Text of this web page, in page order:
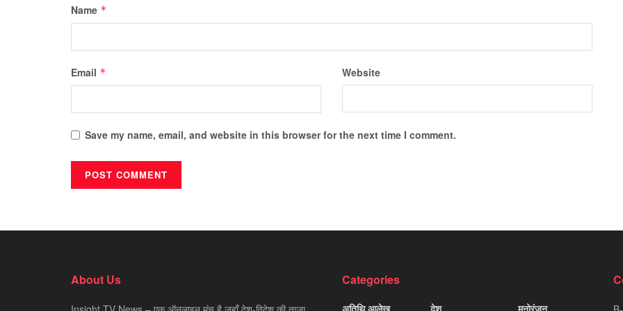
Name *
Email * Website
Save my name, email, and website in this browser for the next time I comment.
About Us Categories
अतिथि आलेख देश मनोरंजन